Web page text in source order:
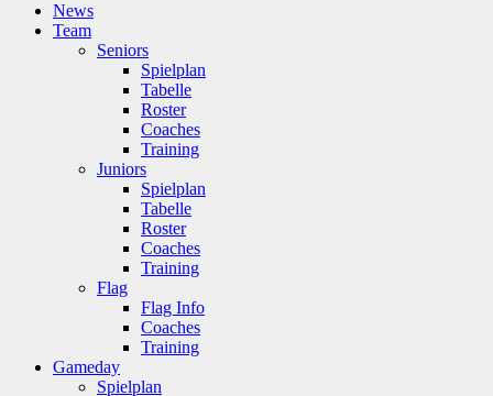
News
Team
Seniors
Spielplan
Tabelle
Roster
Coaches
Training
Juniors
Spielplan
Tabelle
Roster
Coaches
Training
Flag
Flag Info
Coaches
Training
Gameday
Spielplan